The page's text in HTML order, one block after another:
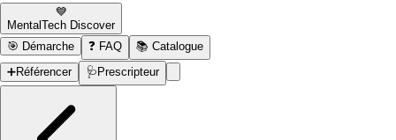
💙
MentalTech Discover
🎯 Démarche ❓ FAQ 📚 Catalogue
➕Référencer 🩺 Prescripteur